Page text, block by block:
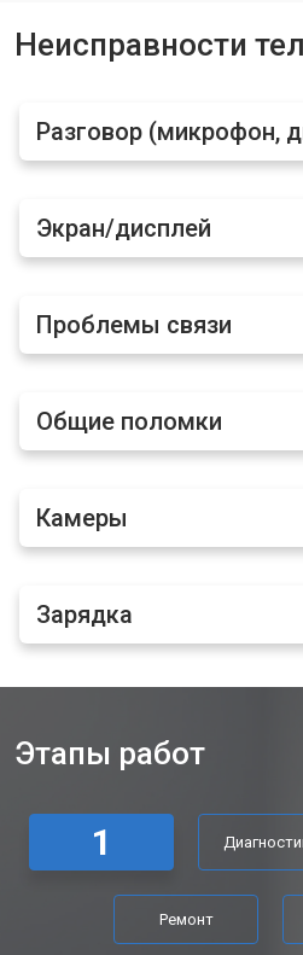
Неисправности
Разговор (микрофон,
Экран/дисплей
Проблемы связи
Общие поломки
Камеры
Зарядка
Этапы работ
1
Ремонт